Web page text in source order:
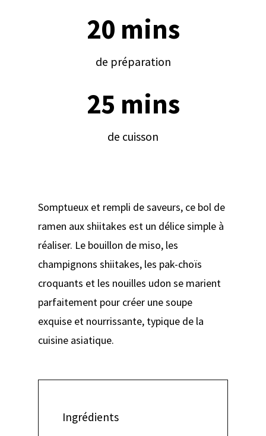
20 mins
de préparation
25 mins
de cuisson
Somptueux et rempli de saveurs, ce bol de
ramen aux shiitakes est un délice simple à
réaliser. Le bouillon de miso, les
champignons shiitakes, les pak-choïs
croquants et les nouilles udon se marient
parfaitement pour créer une soupe
exquise et nourrissante, typique de la
cuisine asiatique.
Ingrédients